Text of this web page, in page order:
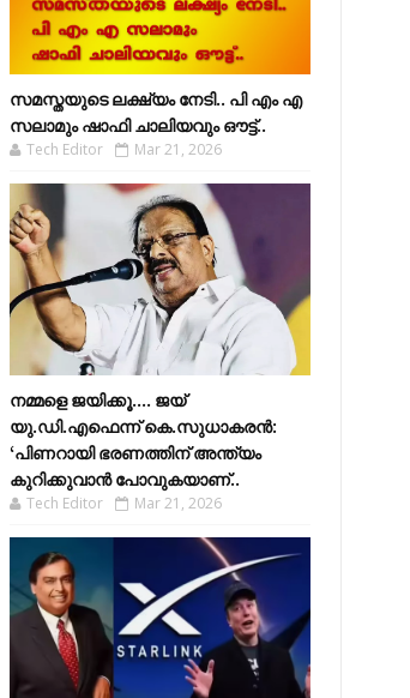
സമസ്തയുടെ ലക്ഷ്യം നേടി.. പി എം എ
സലാമും ഷാഫി ചാലിയവും ഔട്ട്..
Tech Editor Mar 21, 2026
നമ്മളെ ജയിക്കൂ.... ജയ്
യു.ഡി.എഫെന്ന് കെ.സുധാകരൻ:
‘പിണറായി ഭരണത്തിന് അന്ത്യം
കുറിക്കുവാൻ പോവുകയാണ്..
Tech Editor Mar 21, 2026